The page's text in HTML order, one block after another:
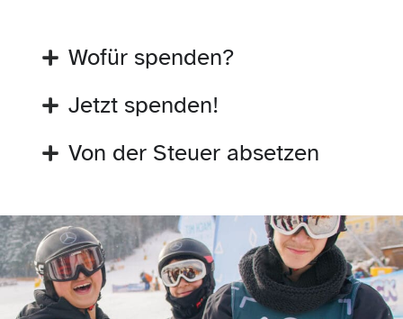
Wofür spenden?
Jetzt spenden!
Von der Steuer absetzen